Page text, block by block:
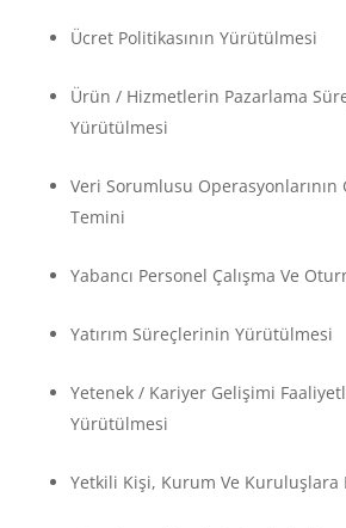
Ücret Politikasının Yürütülmesi
Ürün / Hizmetlerin Pazarlama
Yürütülmesi
Veri Sorumlusu
Temini
Yabancı Personel Çalışma Ve
Yatırım Süreçlerinin Yürütülmesi
Yetenek / Kariyer Gelişimi
Yürütülmesi
Yetkili Kişi, Kurum Ve Kuruluşlara